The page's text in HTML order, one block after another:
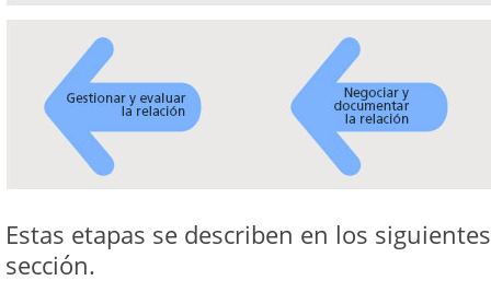
Estas etapas se describen en los
sección.